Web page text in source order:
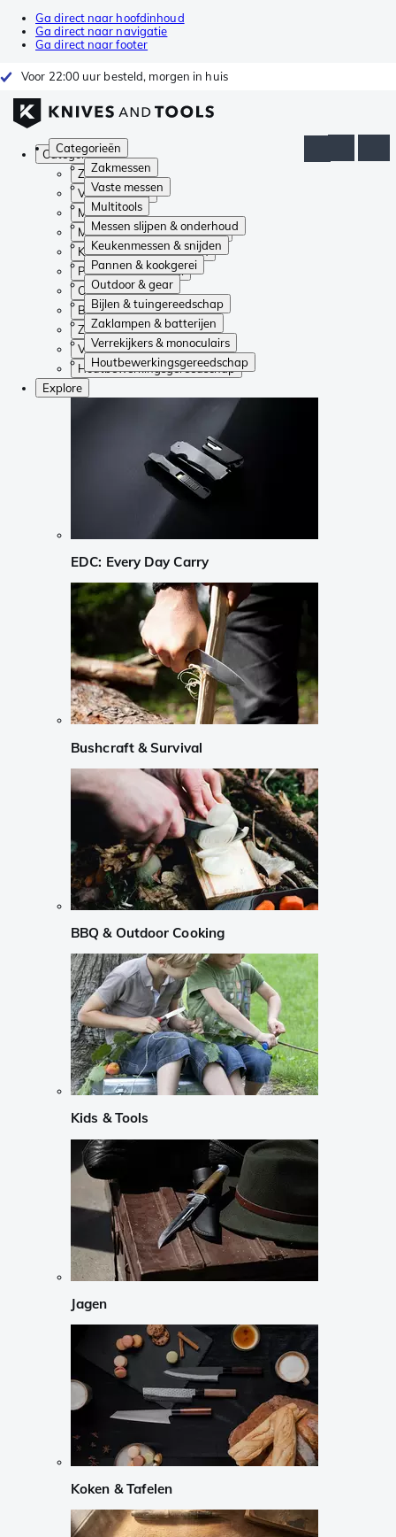
Ga direct naar hoofdinhoud
Ga direct naar navigatie
Ga direct naar footer
Voor 22:00 uur besteld, morgen in huis
Categorieën
Zakmessen
Vaste messen
Multitools
Messen slijpen & onderhoud
Keukenmessen & snijden
Pannen & kookgerei
Outdoor & gear
Bijlen & tuingereedschap
Zaklampen & batterijen
Verrekijkers & monoculairs
Houtbewerkingsgereedschap
Categorieën
Zakmessen
Vaste messen
Multitools
Messen slijpen & onderhoud
Keukenmessen & snijden
Pannen & kookgerei
Outdoor & gear
Bijlen & tuingereedschap
Zaklampen & batterijen
Verrekijkers & monoculairs
Houtbewerkingsgereedschap
Explore
EDC: Every Day Carry
Bushcraft & Survival
BBQ & Outdoor Cooking
Kids & Tools
Jagen
Koken & Tafelen